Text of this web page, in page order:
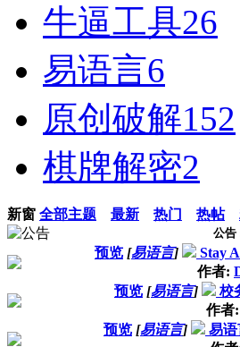
牛逼工具26
易语言6
原创破解152
棋牌解密2
新窗 全部主题 最新 热门 热帖
公告
预览 [易语言]
Stay
作者:
预览 [易语言]
校
作者:
预览 [易语言]
易语